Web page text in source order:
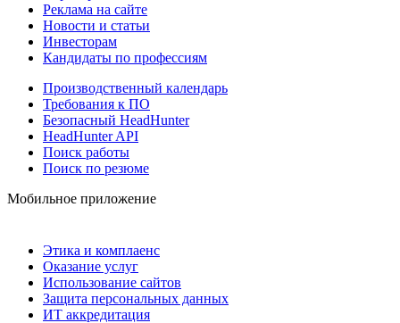
Реклама на сайте
Новости и статьи
Инвесторам
Кандидаты по профессиям
Производственный календарь
Требования к ПО
Безопасный HeadHunter
HeadHunter API
Поиск работы
Поиск по резюме
Мобильное приложение
Этика и комплаенс
Оказание услуг
Использование сайтов
Защита персональных данных
ИТ аккредитация